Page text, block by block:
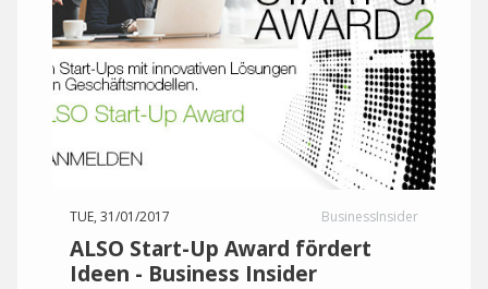
TUE, 31/01/2017 BusinessInsider
ALSO Start-Up Award fördert
Ideen - Business Insider